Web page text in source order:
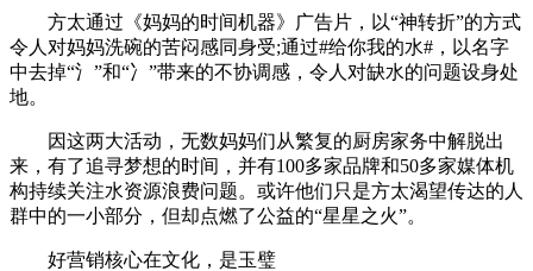
方太通过《妈妈的时间机器》广告片，以“神转折”的方式
令人对妈妈洗碗的苦闷感同身受;通过#给你我的水#，以名字
中去掉“氵”和“冫”带来的不协调感，令人对缺水的问题设身处
地。
因这两大活动，无数妈妈们从繁复的厨房家务中解脱出
来，有了追寻梦想的时间，并有100多家品牌和50多家媒体机
构持续关注水资源浪费问题。或许他们只是方太渴望传达的人
群中的一小部分，但却点燃了公益的“星星之火”。
好营销核心在文化，是玉璧